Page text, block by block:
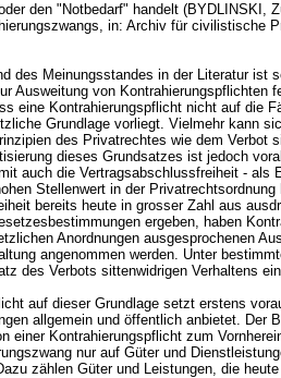
den "Notbedarf" handelt (BYDLINSKI,
in: Archiv für civilistische
des Meinungsstandes in der Literatur ist
Ausweitung von Kontrahierungspflichten
eine Kontrahierungspflicht nicht auf die
Grundlage vorliegt. Vielmehr kann
des Privatrechtes wie dem Verbot
dieses Grundsatzes ist jedoch
auch die Vertragsabschlussfreiheit - als
Stellenwert in der
bereits heute in grosser Zahl aus
ergeben, haben
Anordnungen ausgesprochenen
angenommen werden. Unter
des Verbots sittenwidrigen Verhaltens
auf dieser Grundlage setzt erstens
allgemein und öffentlich anbietet. Der
einer Kontrahierungspflicht zum
nur auf Güter und
zählen Güter und Leistungen, die